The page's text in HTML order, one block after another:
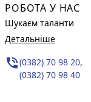
РОБОТА У НАС
Шукаєм таланти
Детальніше
phone_in_talk(0382) 70 98 20,
(0382) 70 98 40